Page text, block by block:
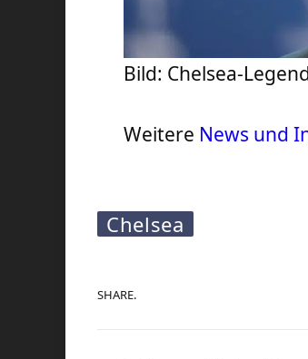
Bild: Chelsea-
Weitere News und
Chelsea
SHARE.